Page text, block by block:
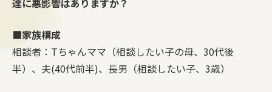
達に悪影響はありますか？
■家族構成
相談者：Tちゃんママ（相談したい子の母、30代後
半）、夫(40代前半)、長男（相談したい子、3歳）